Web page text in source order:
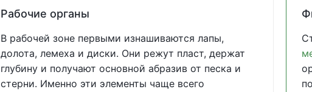
Рабочие органы
В рабочей зоне первыми изнашиваются лапы,
долота, лемеха и диски. Они режут пласт, держат
глубину и получают основной абразив от песка и
стерни. Именно эти элементы чаще всего